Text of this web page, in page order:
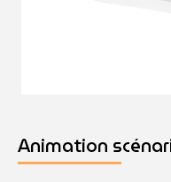
Animation